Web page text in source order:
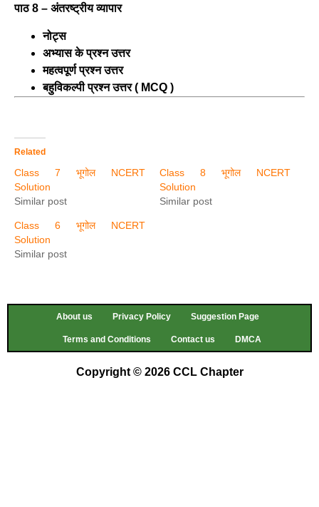
पाठ 8 – अंतरष्ट्रीय व्यापार
नोट्स
अभ्यास के प्रश्न उत्तर
महत्वपूर्ण प्रश्न उत्तर
बहुविकल्पी प्रश्न उत्तर ( MCQ )
Related
Class 7 भूगोल NCERT
Solution
Similar post
Class 8 भूगोल NCERT
Solution
Similar post
Class 6 भूगोल NCERT
Solution
Similar post
About us Privacy Policy Suggestion Page
Terms and Conditions Contact us DMCA
Copyright © 2026 CCL Chapter